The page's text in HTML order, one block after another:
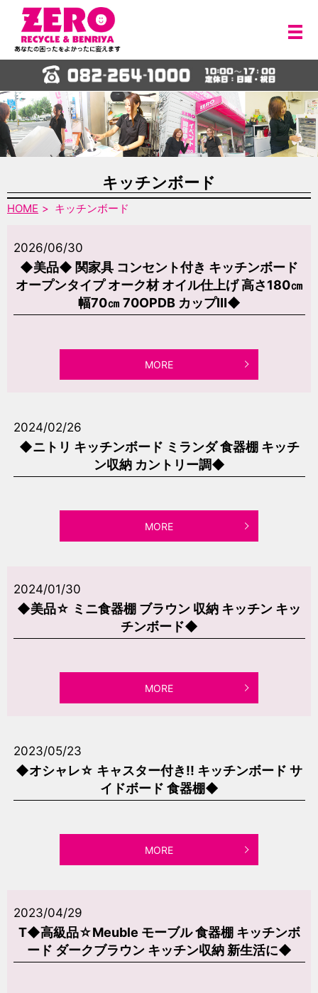
メ
キッチンボード
HOME キッチンボード
2026/06/30
◆美品◆ 関家具 コンセント付き キッチンボード
オープンタイプ オーク材 オイル仕上げ 高さ180㎝
幅70㎝ 70OPDB カップⅢ◆
MORE
2024/02/26
◆ニトリ キッチンボード ミランダ 食器棚 キッチ
ン収納 カントリー調◆
MORE
2024/01/30
◆美品☆ ミニ食器棚 ブラウン 収納 キッチン キッ
チンボード◆
MORE
2023/05/23
◆オシャレ☆ キャスター付き!! キッチンボード サ
イドボード 食器棚◆
MORE
2023/04/29
T◆高級品☆Meuble モーブル 食器棚 キッチンボ
ード ダークブラウン キッチン収納 新生活に◆